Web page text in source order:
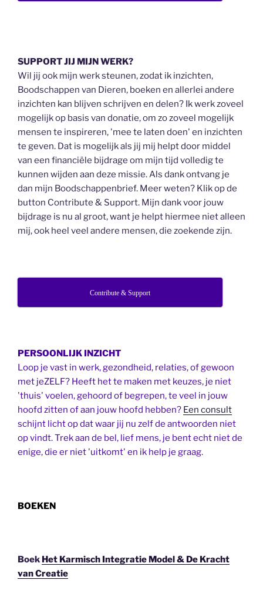
SUPPORT JIJ MIJN WERK?
Wil jij ook mijn werk steunen, zodat ik inzichten,
Boodschappen van Dieren, boeken en allerlei andere
inzichten kan blijven schrijven en delen? Ik werk zoveel
mogelijk op basis van donatie, om zo zoveel mogelijk
mensen te inspireren, 'mee te laten doen' en inzichten
te geven. Dat is mogelijk als jij mij helpt door middel
van een financiële bijdrage om mijn tijd volledig te
kunnen wijden aan deze missie. Als dank ontvang je
dan mijn Boodschappenbrief. Meer weten? Klik op de
button Contribute & Support. Mijn dank voor jouw
bijdrage is nu al groot, want je helpt hiermee niet alleen
mij, ook heel veel andere mensen, die zoekende zijn.
Contribute & Support
PERSOONLIJK INZICHT
Loop je vast in werk, gezondheid, relaties, of gewoon
met jeZELF? Heeft het te maken met keuzes, je niet
'thuis' voelen, gehoord of begrepen, te veel in jouw
hoofd zitten of aan jouw hoofd hebben? Een consult
schijnt licht op dat waar jij nu zelf de antwoorden niet
op vindt. Trek aan de bel, lief mens, je bent echt niet de
enige, die er niet 'uitkomt' en ik help je graag.
BOEKEN
Boek Het Karmisch Integratie Model & De Kracht
van Creatie